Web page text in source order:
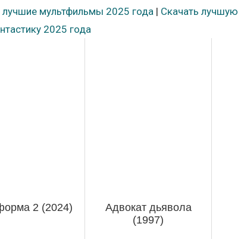
лучшие мультфильмы 2025 года | Скачать лучшую
2025 года
2 (2024)
Адвокат дьявола
(1997)